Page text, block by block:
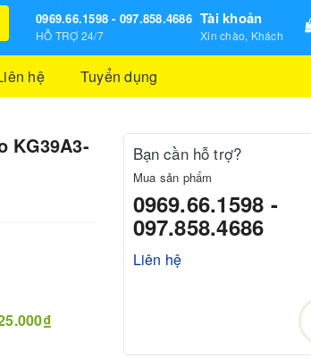
0969.66.1598 - 097.858.4686
HỖ TRỢ 24/7
Tài khoản
Xin chào, Khách
hệ Tuyển dụng
KG39A3-
Bạn cần hỗ trợ?
Mua sản phẩm
0969.66.1598 -
097.858.4686
Liên hệ